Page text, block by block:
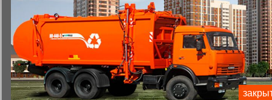
Главная
Каталог коммунальной техники
Коммунальная техника
Запчасти для коммунальной техники
Запасные части для мусоровозов
Монтаж гидросистемы на
манипуляторе КО-440-2.06.40.000